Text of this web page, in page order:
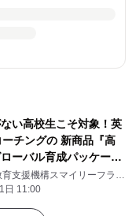
い高校生こそ対象！英
チングの 新商品『高
ーバル育成パッケー
支援機構スマイリーフラワ
日 11:00